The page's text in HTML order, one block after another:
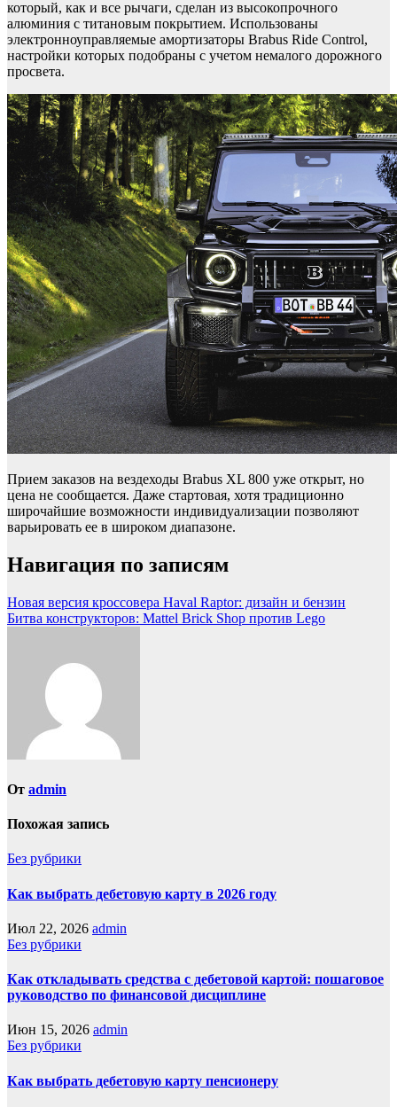
который, как и все рычаги, сделан из высокопрочного
алюминия с титановым покрытием. Использованы
электронноуправляемые амортизаторы Brabus Ride Control,
настройки которых подобраны с учетом немалого дорожного
просвета.
Прием заказов на вездеходы Brabus XL 800 уже открыт, но
цена не сообщается. Даже стартовая, хотя традиционно
широчайшие возможности индивидуализации позволяют
варьировать ее в широком диапазоне.
Навигация по записям
Новая версия кроссовера Haval Raptor: дизайн и бензин
Битва конструкторов: Mattel Brick Shop против Lego
От admin
Похожая запись
Без рубрики
Как выбрать дебетовую карту в 2026 году
Июл 22, 2026 admin
Без рубрики
Как откладывать средства с дебетовой картой: пошаговое
руководство по финансовой дисциплине
Июн 15, 2026 admin
Без рубрики
Как выбрать дебетовую карту пенсионеру